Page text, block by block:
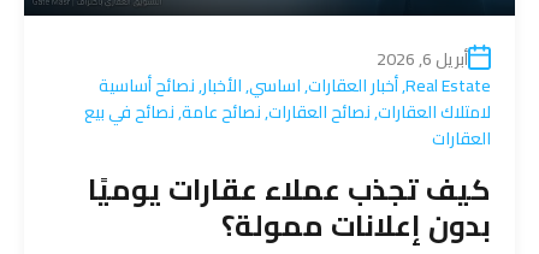
أبريل 6, 2026
Real Estate
,أخبار العقارات,اساسي,الأخبار,نصائح أساسية
لامتلاك العقارات,نصائح العقارات,نصائح عامة,نصائح في بيع
العقارات
كيف تجذب عملاء عقارات يوميًا
بدون إعلانات ممولة؟